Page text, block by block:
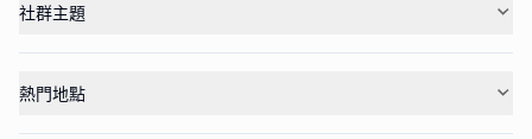
社群主題
熱門地點